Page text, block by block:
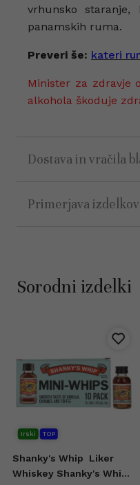
vrhunsko staranje,
panamskih ruma.
Preveri še: kateri
Minister za zdravje
alkohola škoduje
Dostava in vračila
Primerjava izdelkov
Sorodni izdelki
Irski TOP
Shanky's Whip
Liker
Whiskey Shanky's Whip